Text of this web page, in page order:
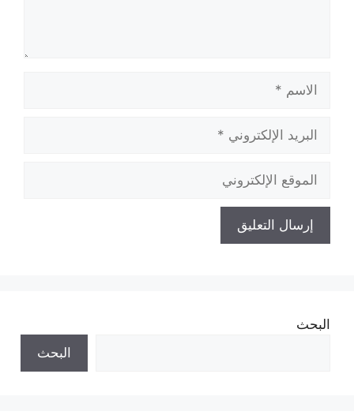
الاسم
البريد
الإلكتروني
الموقع
الإلكتروني
البحث
البحث